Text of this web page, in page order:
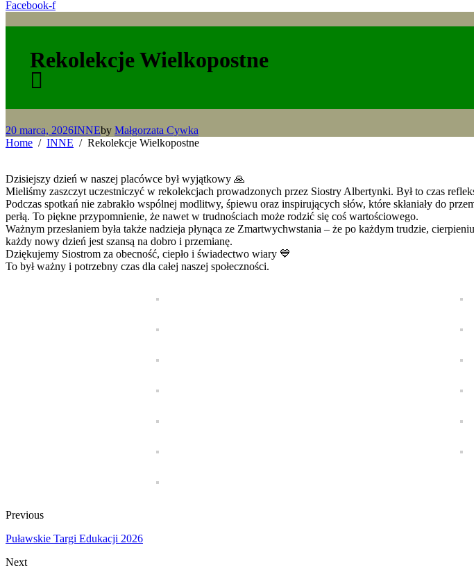
Facebook-f
Rekolekcje Wielkopostne
20 marca, 2026INNEby Małgorzata Cywka
Home
INNE Rekolekcje Wielkopostne
Dzisiejszy dzień w naszej placówce był wyjątkowy 🙏
Mieliśmy zaszczyt uczestniczyć w rekolekcjach prowadzonych przez Siostry Albertynki. Był to czas
Podczas spotkań nie zabrakło wspólnej modlitwy, śpiewu oraz inspirujących słów, które skłaniały do
perłą. To piękne przypomnienie, że nawet w trudnościach może rodzić się coś wartościowego.
Ważnym przesłaniem była także nadzieja płynąca ze Zmartwychwstania – że po każdym trudzie,
każdy nowy dzień jest szansą na dobro i przemianę.
Dziękujemy Siostrom za obecność, ciepło i świadectwo wiary 💙
To był ważny i potrzebny czas dla całej naszej społeczności.
Previous
Puławskie Targi Edukacji 2026
Next